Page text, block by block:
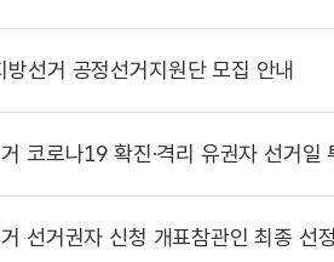
선거 공정선거지원단 모집 안내
코로나19 확진·격리 유권자 선거일
선거권자 신청 개표참관인 최종 선